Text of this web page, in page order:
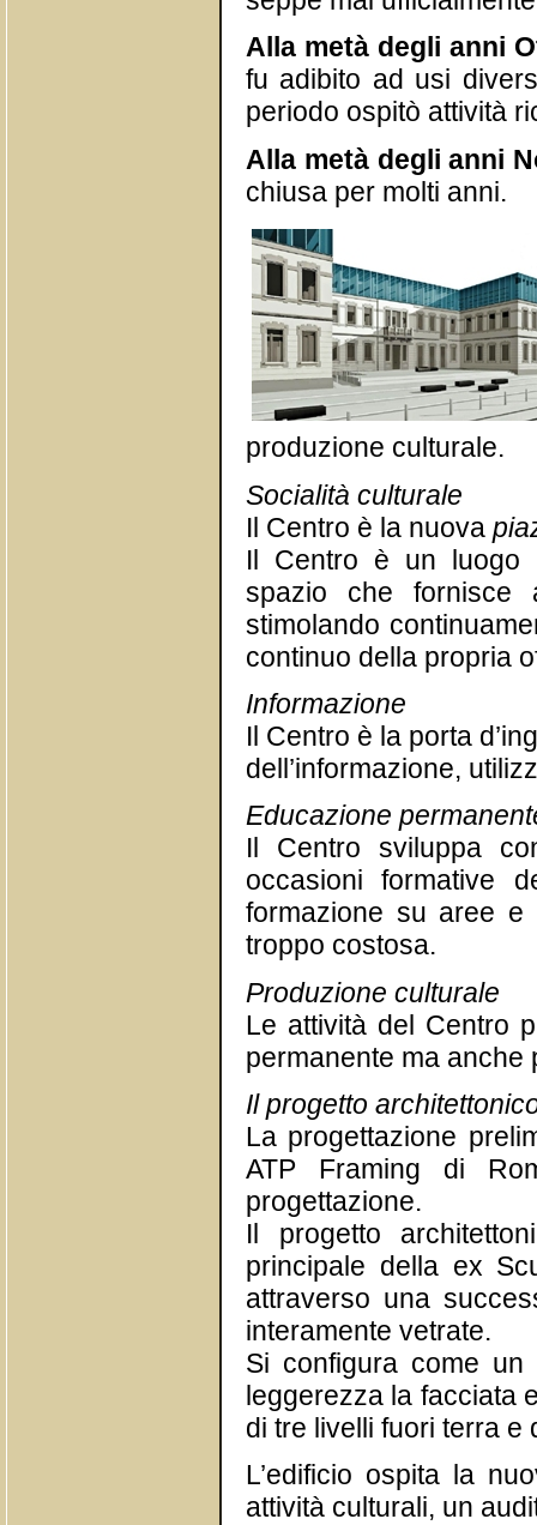
Alla metà degli anni
fu adibito ad usi
periodo ospitò attività
Alla metà degli anni
chiusa per molti anni.
produzione culturale.
Socialità culturale
Il Centro è la nuova
Il Centro è un luogo
spazio che fornisce
stimolando
continuo della propria
Informazione
Il Centro è la porta
dell’informazione,
Educazione
Il Centro sviluppa
occasioni formative
formazione su aree e
troppo costosa.
Produzione culturale
Le attività del Centro
permanente ma anche
Il progetto
La progettazione
ATP Framing di
progettazione.
Il progetto
principale della ex
attraverso una
interamente vetrate.
Si configura come
leggerezza la facciata
di tre livelli fuori terra e
L’edificio ospita la
attività culturali, un